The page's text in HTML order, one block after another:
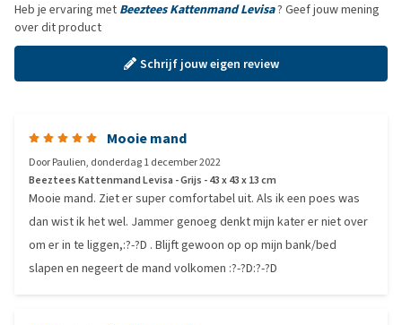
Heb je ervaring met Beeztees Kattenmand Levisa? Geef jouw mening
over dit product
Schrijf jouw eigen review
Mooie mand
DoorPaulien, donderdag 1 december 2022
Beeztees Kattenmand Levisa - Grijs - 43 x 43 x 13 cm
Mooie mand. Ziet er super comfortabel uit. Als ik een poes was
dan wist ik het wel. Jammer genoeg denkt mijn kater er niet over
om er in te liggen,:?-?D . Blijft gewoon op op mijn bank/bed
slapen en negeert de mand volkomen :?-?D:?-?D